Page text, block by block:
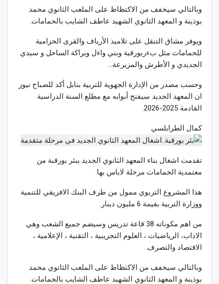
وبالتالي سيخفف من الاكتظاظ على الملعب الثانوي محمد
بوذينة و المعهد الثانوي الشهيد عاطف الشايب بالحمامات.
ويوفر مشاق التنقل على تلاميذ الأرياف والقرى الحزامية
للحمامات مثل بءربورقية وبني واءل وبراكة الساحل و سيدي
الجديدي و الأطرش والمزيرعة…
وحسب مصدر من الإدارة الجهوية للتربية بنابل أكد للصباح نيوز
ان المعهد الجديد سيفتح أبوابه مع مطلع السنة الدراسية
القادمة 2025-2026.
كمال الطرابلسي
تقدمت اشغال بناء المعهد الثانوي الجديد ببئر بورقبة من
معتمدية الحمامات مرحلة لاباس بها.
هذا المشروع التربوي ممول من طرف البنك الافريقي للتنمية
ووزارة التربية بقيمة 6 مليون دينار.
من اهم مكوناته 38 قاعة تدريس وسيضم جميع الشعب وهي
الاداب، الرياضيات ، العلوم التجريبية ، التقنية ، الإعلامية ،
الاقتصاد والتصرف.
وبالتالي سيخفف من الاكتظاظ على الملعب الثانوي محمد
بوذينة و المعهد الثانوي الشهيد عاطف الشايب بالحمامات.